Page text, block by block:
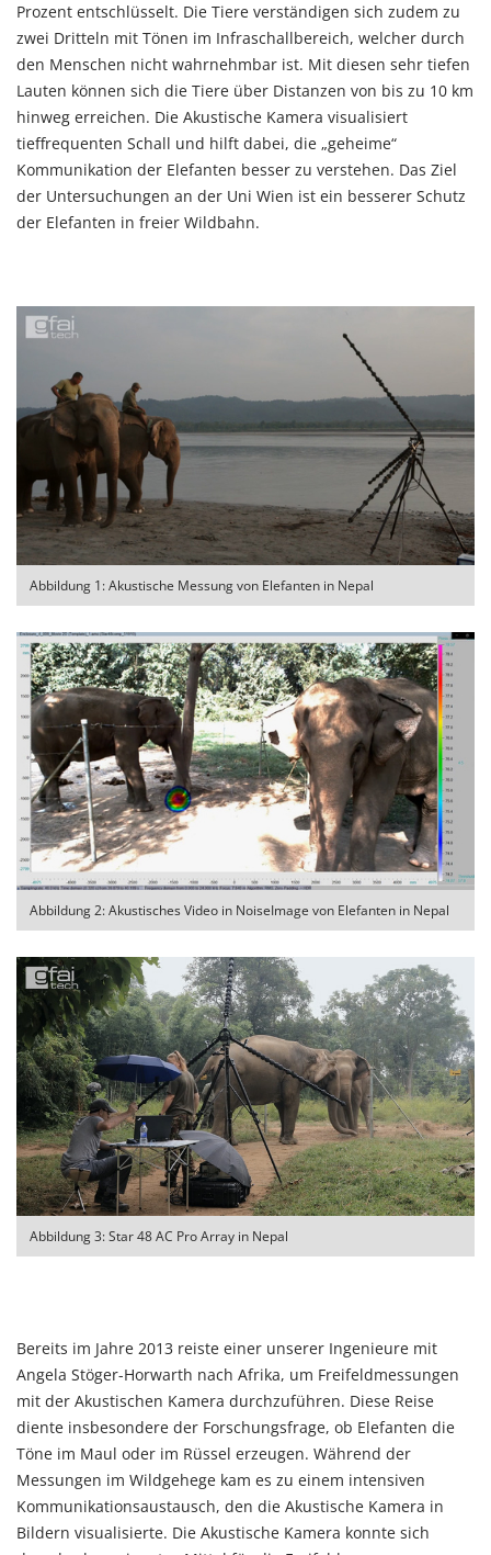
Prozent entschlüsselt. Die Tiere verständigen sich zudem zu
zwei Dritteln mit Tönen im Infraschallbereich, welcher durch
den Menschen nicht wahrnehmbar ist. Mit diesen sehr tiefen
Lauten können sich die Tiere über Distanzen von bis zu 10 km
hinweg erreichen. Die Akustische Kamera visualisiert
tieffrequenten Schall und hilft dabei, die „geheime“
Kommunikation der Elefanten besser zu verstehen. Das Ziel
der Untersuchungen an der Uni Wien ist ein besserer Schutz
der Elefanten in freier Wildbahn.
Abbildung 1: Akustische Messung von Elefanten in Nepal
Abbildung 2: Akustisches Video in NoiseImage von Elefanten in Nepal
Abbildung 3: Star 48 AC Pro Array in Nepal
Bereits im Jahre 2013 reiste einer unserer Ingenieure mit
Angela Stöger-Horwarth nach Afrika, um Freifeldmessungen
mit der Akustischen Kamera durchzuführen. Diese Reise
diente insbesondere der Forschungsfrage, ob Elefanten die
Töne im Maul oder im Rüssel erzeugen. Während der
Messungen im Wildgehege kam es zu einem intensiven
Kommunikationsaustausch, den die Akustische Kamera in
Bildern visualisierte. Die Akustische Kamera konnte sich